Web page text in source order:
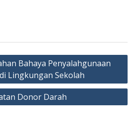
Bahaya Penyalahgunaan
Lingkungan Sekolah
Donor Darah